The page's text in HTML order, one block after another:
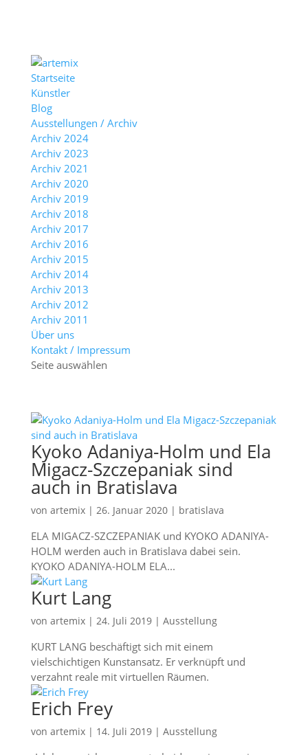
Startseite
Künstler
Blog
Ausstellungen / Archiv
Archiv 2024
Archiv 2023
Archiv 2021
Archiv 2020
Archiv 2019
Archiv 2018
Archiv 2017
Archiv 2016
Archiv 2015
Archiv 2014
Archiv 2013
Archiv 2012
Archiv 2011
Über uns
Kontakt / Impressum
Seite auswählen
Kyoko Adaniya-Holm und Ela
Migacz-Szczepaniak sind
auch in Bratislava
von artemix| 26. Januar 2020| bratislava
ELA MIGACZ-SZCZEPANIAK und KYOKO ADANIYA-
HOLM werden auch in Bratislava dabei sein.
KYOKO ADANIYA-HOLM ELA...
Kurt Lang
von artemix| 24. Juli 2019| Ausstellung
KURT LANG beschäftigt sich mit einem
vielschichtigen Kunstansatz. Er verknüpft und
verzahnt reale mit virtuellen Räumen.
Erich Frey
von artemix| 14. Juli 2019| Ausstellung